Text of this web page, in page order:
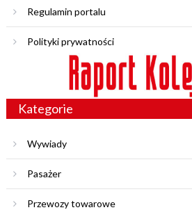
Regulamin portalu
Polityki prywatności
Kategorie
Wywiady
Pasażer
Przewozy towarowe